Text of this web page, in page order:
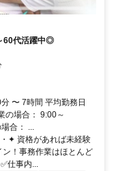
60代活躍中◎
〜 7時間 平均勤務日
の場合： 9:00～
合： ...
格があれば未経験
！事務作業はほとんど
事内...